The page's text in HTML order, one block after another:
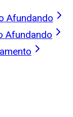
Afundando
Afundando